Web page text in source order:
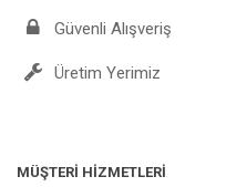
Güvenli Alışveriş
Üretim Yerimiz
MÜŞTERİ HİZMETLERİ